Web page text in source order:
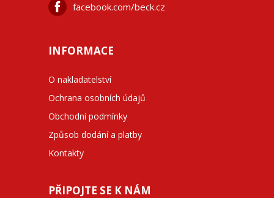
facebook.com/beck.cz
INFORMACE
O nakladatelství
Ochrana osobních údajů
Obchodní podmínky
Způsob dodání a platby
Kontakty
PŘIPOJTE SE K NÁM